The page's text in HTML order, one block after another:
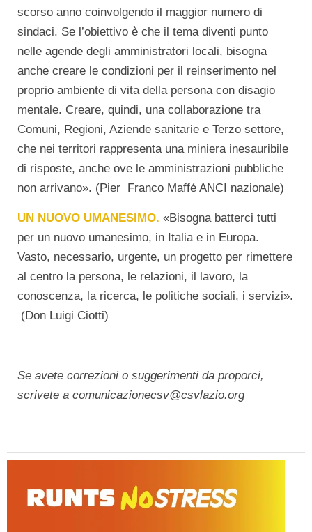
scorso anno coinvolgendo il maggior numero di
sindaci. Se l’obiettivo è che il tema diventi punto
nelle agende degli amministratori locali, bisogna
anche creare le condizioni per il reinserimento nel
proprio ambiente di vita della persona con disagio
mentale. Creare, quindi, una collaborazione tra
Comuni, Regioni, Aziende sanitarie e Terzo settore,
che nei territori rappresenta una miniera inesauribile
di risposte, anche ove le amministrazioni pubbliche
non arrivano». (Pier Franco Maffé ANCI nazionale)
UN NUOVO UMANESIMO. «Bisogna batterci tutti
per un nuovo umanesimo, in Italia e in Europa.
Vasto, necessario, urgente, un progetto per rimettere
al centro la persona, le relazioni, il lavoro, la
conoscenza, la ricerca, le politiche sociali, i servizi».
(Don Luigi Ciotti)
Se avete correzioni o suggerimenti da proporci,
scrivete a comunicazionecsv@csvlazio.org